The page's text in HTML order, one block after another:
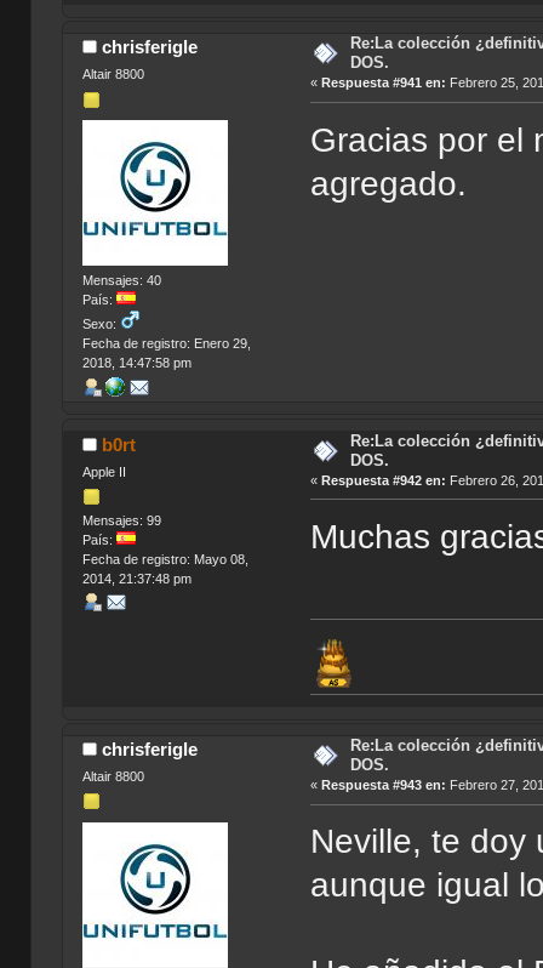
chrisferigle
Altair 8800
Mensajes: 40
País:
Sexo:
Fecha de registro: Enero 29,
2018, 14:47:58 pm
Re:La colección
DOS.
«Respuesta #941 en: Febrero 25,
Gracias por el
agregado.
b0rt
Apple II
Mensajes: 99
País:
Fecha de registro: Mayo 08,
2014, 21:37:48 pm
Re:La colección
DOS.
«Respuesta #942 en: Febrero 26,
Muchas
chrisferigle
Altair 8800
Re:La colección
DOS.
«Respuesta #943 en: Febrero 27,
Neville, te doy
aunque igual